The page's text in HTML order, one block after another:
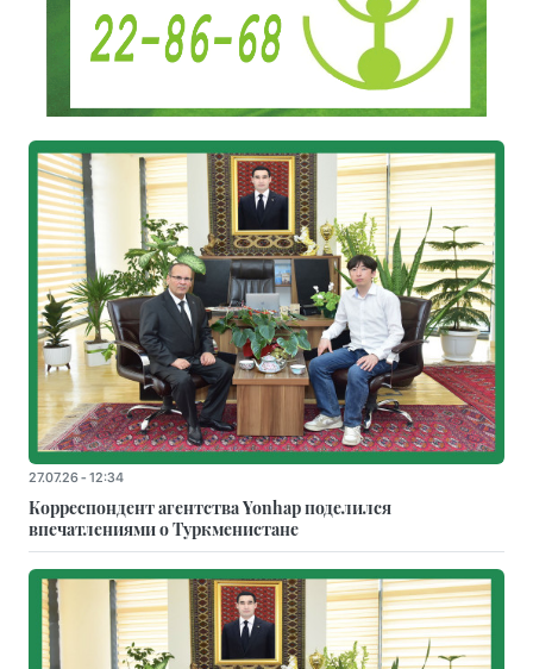
27.07.26 - 12:34
Корреспондент агентства Yonhap поделился
впечатлениями о Туркменистане